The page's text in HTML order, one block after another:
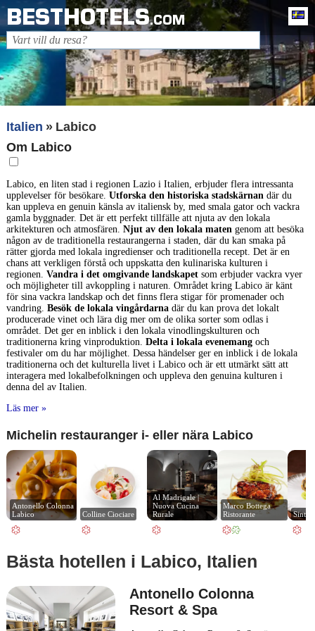
BESTHOTELS.COM
Italien
Labico
Om Labico
Labico, en liten stad i regionen Lazio i Italien, erbjuder flera intressanta
upplevelser för besökare. Utforska den historiska stadskärnandär du
kan uppleva en genuin känsla av italiensk by, med smala gator och vackra
gamla byggnader. Det är ett perfekt tillfälle att njuta av den lokala
arkitekturen och atmosfären. Njut av den lokala matengenom att besöka
någon av de traditionella restaurangerna i staden, där du kan smaka på
rätter gjorda med lokala ingredienser och traditionella recept. Det är en
chans att verkligen förstå och uppskatta den kulinariska kulturen i
regionen. Vandra i det omgivande landskapetsom erbjuder vackra vyer
och möjligheter till avkoppling i naturen. Området kring Labico är känt
för sina vackra landskap och det finns flera stigar för promenader och
vandring. Besök de lokala vingårdarnadär du kan prova det lokalt
producerade vinet och lära dig mer om de olika sorter som odlas i
området. Det ger en inblick i den lokala vinodlingskulturen och
traditionerna kring vinproduktion. Delta i lokala evenemangoch
festivaler om du har möjlighet. Dessa händelser ger en inblick i de lokala
traditionerna och det kulturella livet i Labico och är ett utmärkt sätt att
interagera med lokalbefolkningen och uppleva den genuina kulturen i
denna del av Italien.
Läs mer »
Michelin restauranger i- eller nära Labico
Antonello Colonna
Labico
Colline Ciociare
Al Madrigale |
Nuova Cucina
Rurale
Marco Bottega
Ristorante
Sintesi
Bästa hotellen i Labico, Italien
Antonello Colonna
Resort & Spa